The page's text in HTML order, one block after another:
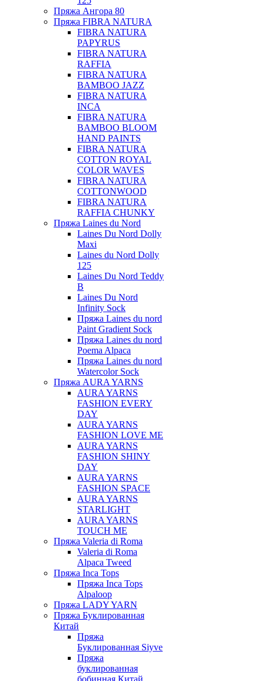
Пряжа Ангора 80
Пряжа FIBRA NATURA
FIBRA NATURA
PAPYRUS
FIBRA NATURA
RAFFIA
FIBRA NATURA
BAMBOO JAZZ
FIBRA NATURA
INCA
FIBRA NATURA
BAMBOO BLOOM
HAND PAINTS
FIBRA NATURA
COTTON ROYAL
COLOR WAVES
FIBRA NATURA
COTTONWOOD
FIBRA NATURA
RAFFIA CHUNKY
Пряжа Laines du Nord
Laines Du Nord Dolly
Maxi
Laines du Nord Dolly
125
Laines Du Nord Teddy
B
Laines Du Nord
Infinity Sock
Пряжа Laines du nord
Paint Gradient Sock
Пряжа Laines du nord
Poema Alpaca
Пряжа Laines du nord
Watercolor Sock
Пряжа AURA YARNS
AURA YARNS
FASHION EVERY
DAY
AURA YARNS
FASHION LOVE ME
AURA YARNS
FASHION SHINY
DAY
AURA YARNS
FASHION SPACE
AURA YARNS
STARLIGHT
AURA YARNS
TOUCH ME
Пряжа Valeria di Roma
Valeria di Roma
Alpaca Tweed
Пряжа Inca Tops
Пряжа Inca Tops
Alpaloop
Пряжа LADY YARN
Пряжа Буклированная
Китай
Пряжа
Буклированная Siyve
Пряжа
буклированная
бобинная Китай